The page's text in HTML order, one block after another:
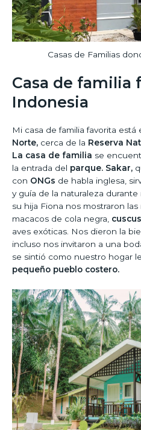
Casas de Familias
Casa de familia
Indonesia
Mi casa de familia favorita está
Norte, cerca de la Reserva
La casa de familia se
la entrada del parque. Sakar,
con ONGs de habla inglesa,
y guía de la naturaleza
su hija Fiona nos mostraron las
macacos de cola negra,
aves exóticas. Nos dieron la
incluso nos invitaron a una
se sintió como nuestro hogar
pequeño pueblo costero.